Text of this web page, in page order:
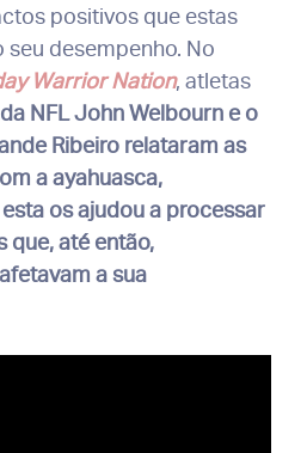
positivos que estas
desempenho. No
Warrior Nation, atletas
NFL John Welbourn e o
Ribeiro relataram as
a ayahuasca,
os ajudou a processar
que, até então,
a sua